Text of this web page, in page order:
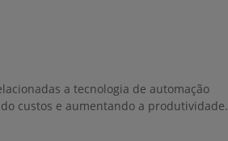
a tecnologia de automação
custos e aumentando a produtividade.